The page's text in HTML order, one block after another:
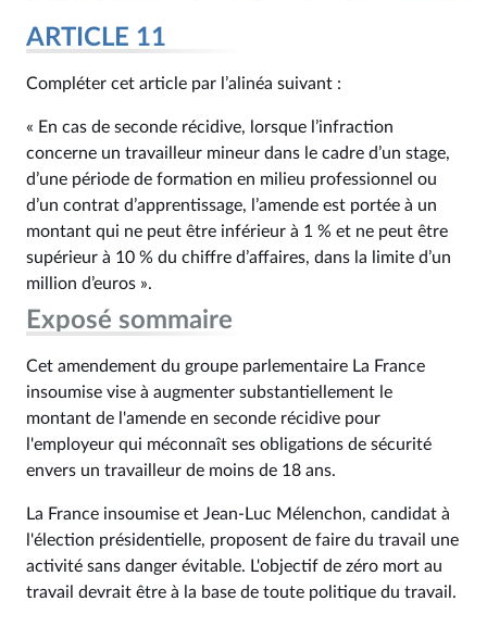
ARTICLE 11
Compléter cet article par l’alinéa suivant :
« En cas de seconde récidive, lorsque l’infraction
concerne un travailleur mineur dans le cadre d’un stage,
d’une période de formation en milieu professionnel ou
d’un contrat d’apprentissage, l’amende est portée à un
montant qui ne peut être inférieur à 1 % et ne peut être
supérieur à 10 % du chiffre d’affaires, dans la limite d’un
million d’euros ».
Exposé sommaire
Cet amendement du groupe parlementaire La France
insoumise vise à augmenter substantiellement le
montant de l'amende en seconde récidive pour
l'employeur qui méconnaît ses obligations de sécurité
envers un travailleur de moins de 18 ans.
La France insoumise et Jean-Luc Mélenchon, candidat à
l'élection présidentielle, proposent de faire du travail une
activité sans danger évitable. L'objectif de zéro mort au
travail devrait être à la base de toute politique du travail.